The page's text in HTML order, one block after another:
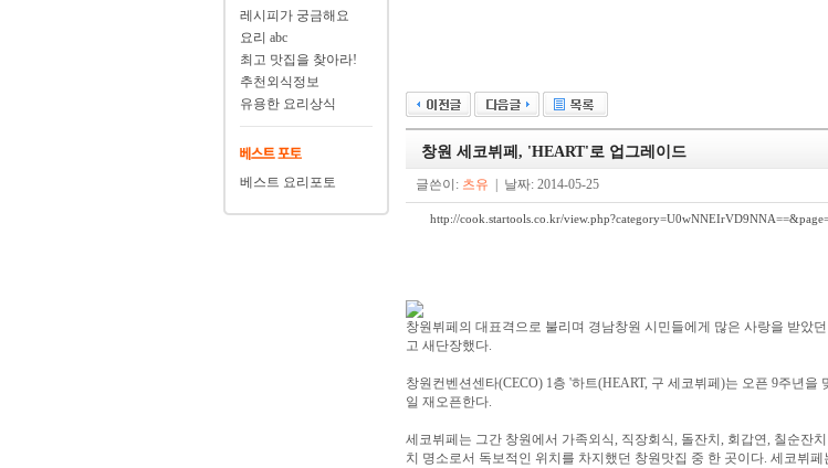
레시피가 궁금해요
요리 abc
최고 맛집을 찾아라!
추천외식정보
유용한 요리상식
베스트 요리포토
창원 세코뷔페, 'HEART'로 업그레이드
글쓴이: 츠유 | 날짜: 2014-05-25
http://cook.startools.co.kr/
창원뷔페의 대표격으로 불리며 경남창원 시민들에게 많은 사랑을 받았
고 새단장했다.
창원컨벤션센타(CECO) 1층 '하트(HEART, 구 세코뷔페)는 오픈 9주년을
일 재오픈한다.
세코뷔페는 그간 창원에서 가족외식, 직장회식, 돌잔치, 회갑연, 칠순잔
치 명소로서 독보적인 위치를 차지했던 창원맛집 중 한 곳이다. 세코뷔